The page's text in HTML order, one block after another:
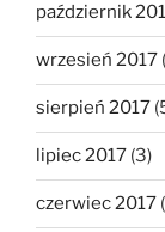
październik
wrzesień 2017
sierpień 2017
lipiec 2017 (3)
czerwiec 2017